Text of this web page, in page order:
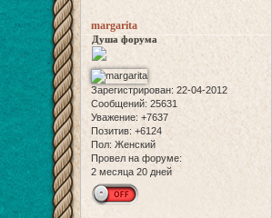
margarita
Душа форума
Зарегистрирован: 22-04-2012
Сообщений: 25631
Уважение: +7637
Позитив: +6124
Пол: Женский
Провел на форуме:
2 месяца 20 дней